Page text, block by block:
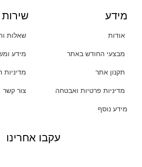
מידע
אודות
מבצעי החודש באתר
תקנון אתר
מדיניות פרטיות ואבטחה
מידע נוסף
שאלות
מידע
צור קשר
עקבו אחרינו